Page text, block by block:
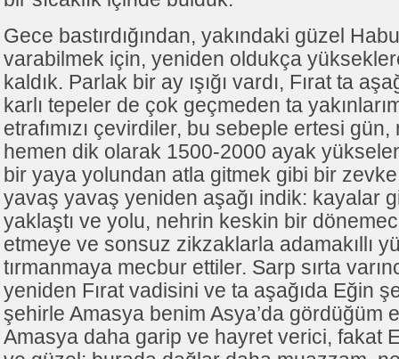
Gece bastırdığından, yakındaki güzel
varabilmek için, yeniden oldukça
kaldık. Parlak bir ay ışığı vardı, Fırat ta
karlı tepeler de çok geçmeden ta
etrafımızı çevirdiler, bu sebeple ertesi
hemen dik olarak 1500-2000 ayak
bir yaya yolundan atla gitmek gibi bir
yavaş yavaş yeniden aşağı indik: kayalar
yaklaştı ve yolu, nehrin keskin bir
etmeye ve sonsuz zikzaklarla adamakıllı
tırmanmaya mecbur ettiler. Sarp sırta
yeniden Fırat vadisini ve ta aşağıda Eğin
şehirle Amasya benim Asya’da gördüğüm
Amasya daha garip ve hayret verici, fakat